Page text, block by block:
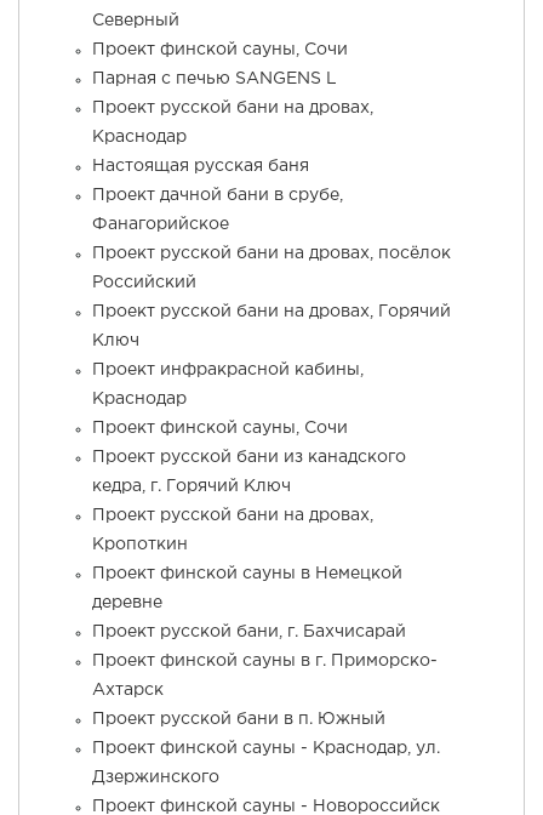
Северный
Проект финской сауны, Сочи
Парная с печью SANGENS L
Проект русской бани на дровах,
Краснодар
Настоящая русская баня
Проект дачной бани в срубе,
Фанагорийское
Проект русской бани на дровах, посёлок
Российский
Проект русской бани на дровах, Горячий
Ключ
Проект инфракрасной кабины,
Краснодар
Проект финской сауны, Сочи
Проект русской бани из канадского
кедра, г. Горячий Ключ
Проект русской бани на дровах,
Кропоткин
Проект финской сауны в Немецкой
деревне
Проект русской бани, г. Бахчисарай
Проект финской сауны в г. Приморско-
Ахтарск
Проект русской бани в п. Южный
Проект финской сауны - Краснодар, ул.
Дзержинского
Проект финской сауны - Новороссийск